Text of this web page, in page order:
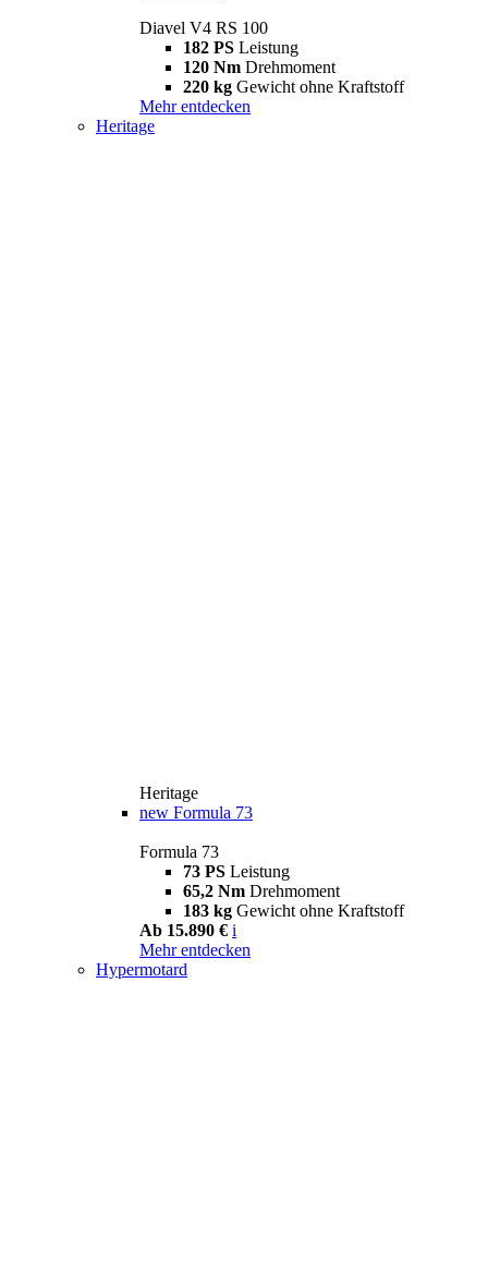
Diavel V4 RS 100
182 PS Leistung
120 Nm Drehmoment
220 kg Gewicht ohne Kraftstoff
Mehr entdecken
Heritage
Heritage
new Formula 73
Formula 73
73 PS Leistung
65,2 Nm Drehmoment
183 kg Gewicht ohne Kraftstoff
Ab 15.890 € i
Mehr entdecken
Hypermotard